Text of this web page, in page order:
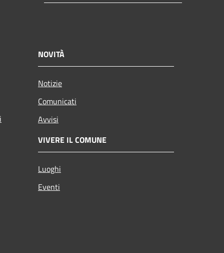
NOVITÀ
Notizie
Comunicati
Avvisi
VIVERE IL COMUNE
Luoghi
Eventi